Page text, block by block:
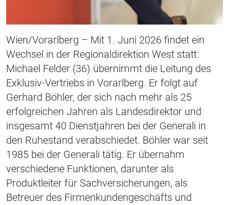
Wien/Vorarlberg – Mit 1. Juni 2026 findet ein
Wechsel in der Regionaldirektion West statt:
Michael Felder (36) übernimmt die Leitung des
Exklusiv-Vertriebs in Vorarlberg. Er folgt auf
Gerhard Böhler, der sich nach mehr als 25
erfolgreichen Jahren als Landesdirektor und
insgesamt 40 Dienstjahren bei der Generali in
den Ruhestand verabschiedet. Böhler war seit
1985 bei der Generali tätig. Er übernahm
verschiedene Funktionen, darunter als
Produktleiter für Sachversicherungen, als
Betreuer des Firmenkundengeschäfts und